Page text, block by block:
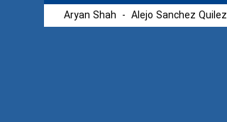
Aryan Shah - Alejo Sanchez Quilez